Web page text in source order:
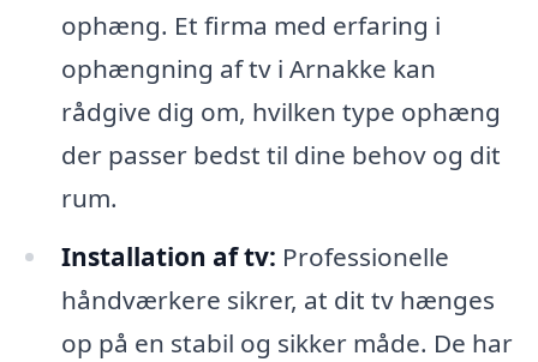
ophæng. Et firma med erfaring i
ophængning af tv i Arnakke kan
rådgive dig om, hvilken type ophæng
der passer bedst til dine behov og dit
rum.
Installation af tv: Professionelle
håndværkere sikrer, at dit tv hænges
op på en stabil og sikker måde. De har